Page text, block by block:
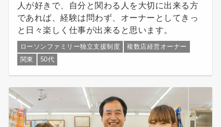
人が好きで、自分と関わる人を大切に出来る方
であれば、経験は問わず、オーナーとしてきっ
と日々楽しく仕事が出来ると思います。
ローソンファミリー独立支援制度
複数店経営オーナー
関東
50代